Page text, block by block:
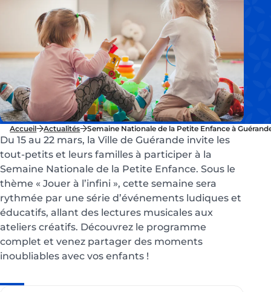
Accueil Actualités Semaine Nationale de la Petite Enfance à
Du 15 au 22 mars, la Ville de Guérande invite les
tout-petits et leurs familles à participer à la
Semaine Nationale de la Petite Enfance. Sous le
thème « Jouer à l’infini », cette semaine sera
rythmée par une série d’événements ludiques et
éducatifs, allant des lectures musicales aux
ateliers créatifs. Découvrez le programme
complet et venez partager des moments
inoubliables avec vos enfants !